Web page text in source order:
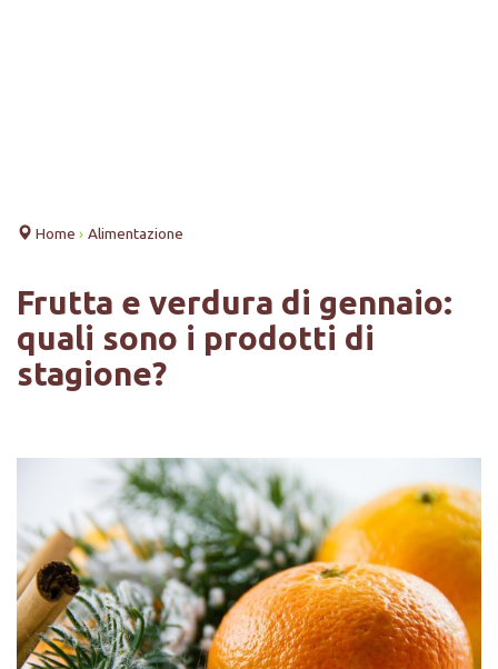
Home › Alimentazione
Frutta e verdura di gennaio:
quali sono i prodotti di
stagione?